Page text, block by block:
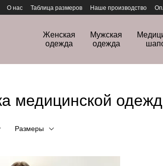
О нас Таблица размеров Наше производство
Женская
одежда
Мужская
одежда
медицинской
Размеры